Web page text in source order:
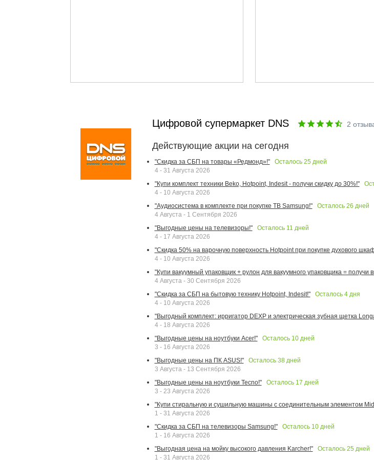
Цифровой супермаркет DNS 2
Действующие акции на сегодня
"Скидка за СБП на товары «Редмонд»!" Осталось 25 дней
4 - 31 Августа 2026
"Купи комплект техники Beko, Hotpoint, Indesit - получи скидку до 30%!"
4 - 10 Августа 2026
"Аудиосистема в комплекте при покупке ТВ Samsung!"
Осталось 26 дней
4 Августа - 1 Сентября 2026
"Выгодные цены на телевизоры!"
Осталось 11 дней
4 - 17 Августа 2026
"Скидка 50% на варочную поверхность Hotpoint при покупке духового
4 - 10 Августа 2026
"Купи вакуумный упаковщик + рулон для вакуумного упаковщика = получи
4 Августа - 30 Сентября 2026
"Скидка за СБП на бытовую технику Hotpoint, Indesit!"
Осталось 4дня
4 - 10 Августа 2026
"Выгодный комплект: ирригатор DEXP и электрическая зубная щетка
4 - 18 Августа 2026
"Выгодные цены на ноутбуки Acer!"
Осталось 10дней
3 - 16 Августа 2026
"Выгодные цены на ПК ASUS!"
Осталось 38дней
3 Августа - 13 Сентября 2026
"Выгодные цены на ноутбуки Tecno!"
Осталось 17 дней
3 - 23 Августа 2026
"Купи стиральную и сушильную машины с соединительным элементом
1 - 31 Августа 2026
"Скидка за СБП на телевизоры Samsung!"
Осталось 10дней
1 - 16 Августа 2026
"Выгодная цена на мойку высокого давления Karcher!"
Осталось 25 дней
1 - 31 Августа 2026